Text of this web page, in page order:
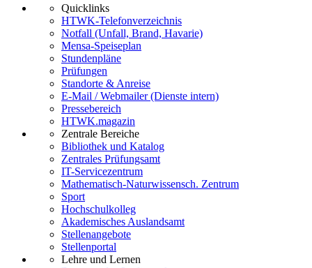
Quicklinks
HTWK-Telefonverzeichnis
Notfall (Unfall, Brand, Havarie)
Mensa-Speiseplan
Stundenpläne
Prüfungen
Standorte & Anreise
E-Mail / Webmailer (Dienste intern)
Pressebereich
HTWK.magazin
Zentrale Bereiche
Bibliothek und Katalog
Zentrales Prüfungsamt
IT-Servicezentrum
Mathematisch-Naturwissensch. Zentrum
Sport
Hochschulkolleg
Akademisches Auslandsamt
Stellenangebote
Stellenportal
Lehre und Lernen